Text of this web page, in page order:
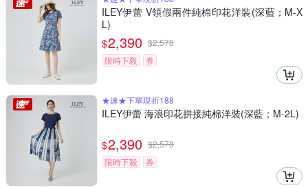
ILEY伊蕾 V領假兩件純棉印花洋裝(深藍；M-X
L)
$2,390 $2,578
限時下殺
券
★速★下單現折188
ILEY伊蕾 海浪印花拼接純棉洋裝(深藍；M-2L)
$2,390 $2,578
限時下殺
券